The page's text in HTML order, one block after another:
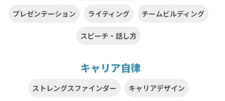
プレゼンテーション ライティング チームビルディング
スピーチ・話し方
キャリア自律
ストレングスファインダー キャリアデザイン